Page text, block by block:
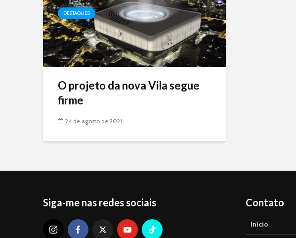
DESTAQUES
O projeto da nova Vila segue
firme
24 de agosto de 2021
Siga-me nas redes sociais Contato
Início